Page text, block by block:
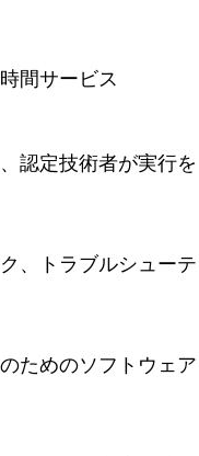
間サービス
認定技術者が実行を
、トラブルシューテ
ためのソフトウェア